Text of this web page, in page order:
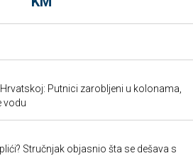
Putnici zarobljeni u kolonama,
vodu
Stručnjak objasnio šta se dešava s